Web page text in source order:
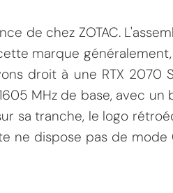
de chez ZOTAC.
marque
droit à une RTX 2070
MHz de base, avec un
sa tranche, le logo
ne dispose pas de mode